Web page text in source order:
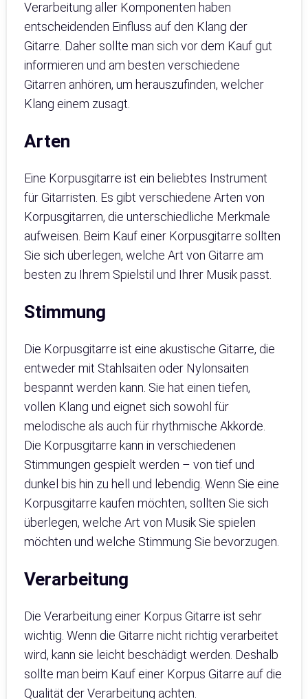
Verarbeitung aller Komponenten haben
entscheidenden Einfluss auf den Klang der
Gitarre. Daher sollte man sich vor dem Kauf gut
informieren und am besten verschiedene
Gitarren anhören, um herauszufinden, welcher
Klang einem zusagt.
Arten
Eine Korpusgitarre ist ein beliebtes Instrument
für Gitarristen. Es gibt verschiedene Arten von
Korpusgitarren, die unterschiedliche Merkmale
aufweisen. Beim Kauf einer Korpusgitarre sollten
Sie sich überlegen, welche Art von Gitarre am
besten zu Ihrem Spielstil und Ihrer Musik passt.
Stimmung
Die Korpusgitarre ist eine akustische Gitarre, die
entweder mit Stahlsaiten oder Nylonsaiten
bespannt werden kann. Sie hat einen tiefen,
vollen Klang und eignet sich sowohl für
melodische als auch für rhythmische Akkorde.
Die Korpusgitarre kann in verschiedenen
Stimmungen gespielt werden – von tief und
dunkel bis hin zu hell und lebendig. Wenn Sie eine
Korpusgitarre kaufen möchten, sollten Sie sich
überlegen, welche Art von Musik Sie spielen
möchten und welche Stimmung Sie bevorzugen.
Verarbeitung
Die Verarbeitung einer Korpus Gitarre ist sehr
wichtig. Wenn die Gitarre nicht richtig verarbeitet
wird, kann sie leicht beschädigt werden. Deshalb
sollte man beim Kauf einer Korpus Gitarre auf die
Qualität der Verarbeitung achten.